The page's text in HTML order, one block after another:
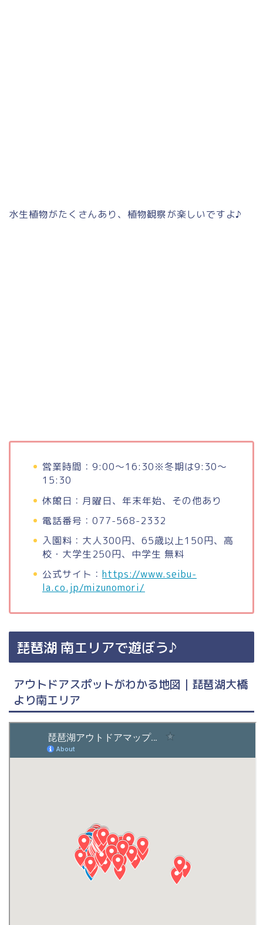
水生植物がたくさんあり、植物観察が楽しいですよ♪
営業時間：9:00～16:30※冬期は9:30～
15:30
休館日：月曜日、年末年始、その他あり
電話番号：077-568-2332
入園料：大人300円、65歳以上150円、高
校・大学生250円、中学生 無料
公式サイト： https://www.seibu-
la.co.jp/mizunomori/
琵琶湖 南エリアで遊ぼう♪
アウトドアスポットがわかる地図｜琵琶湖大橋
より南エリア